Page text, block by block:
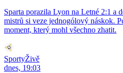
Sparta porazila Lyon na Letné 2:1 a
mistrů si veze jednogólový náskok.
moment, který mohl všechno zhatit.
SportyŽivě
dnes, 19:03